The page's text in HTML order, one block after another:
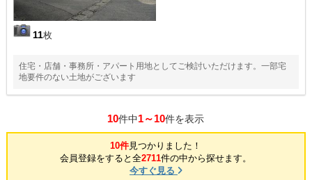
11枚
住宅・店舗・事務所・アパート用地としてご検討いただけます。一部宅
地要件のない土地がございます
10件中1～10件を表示
10件見つかりました！
会員登録をすると全2711件の中から探せます。
今すぐ見る